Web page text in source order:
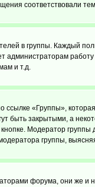
соответствовали
в группы. Каждый
администраторам
и т.д.
ссылке «Группы»,
быть закрытыми, а
Модератор
группы,
форума, они же и